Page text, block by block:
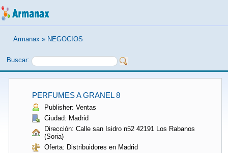
Armanax » NEGOCIOS
Buscar:
PERFUMES A GRANEL 8
Publisher: Ventas
Ciudad: Madrid
Dirección: Calle san Isidro n52 42191 Los Rabanos
(Soria)
Oferta: Distribuidores en Madrid